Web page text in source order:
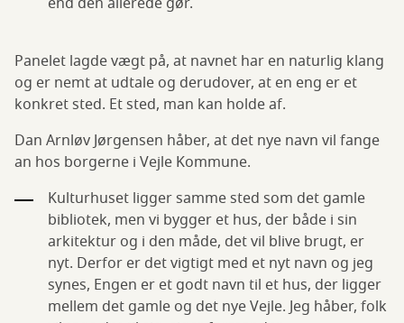
Panelet lagde vægt på, at navnet har en naturlig klang
og er nemt at udtale og derudover, at en eng er et
konkret sted. Et sted, man kan holde af.
Dan Arnløv Jørgensen håber, at det nye navn vil fange
an hos borgerne i Vejle Kommune.
Kulturhuset ligger samme sted som det gamle
bibliotek, men vi bygger et hus, der både i sin
arkitektur og i den måde, det vil blive brugt, er
nyt. Derfor er det vigtigt med et nyt navn og jeg
synes, Engen er et godt navn til et hus, der ligger
mellem det gamle og det nye Vejle. Jeg håber, folk